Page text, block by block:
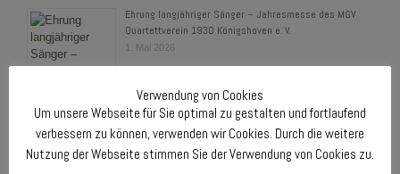
Ehrung langjähriger Sänger – Jahresmesse des MGV
Quartettverein 1930 Königshoven e. V.
1. Mai 2026
Verwendung von Cookies
Um unsere Webseite für Sie optimal zu gestalten und fortlaufend
verbessern zu können, verwenden wir Cookies. Durch die weitere
Nutzung der Webseite stimmen Sie der Verwendung von Cookies zu.